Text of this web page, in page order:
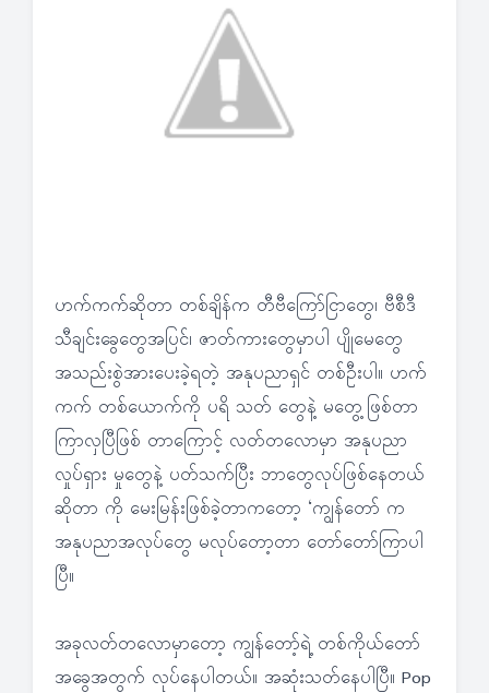
ဟက်ကက်ဆိုတာ တစ်ချိန်က တီဗီကြော်ငြာတွေ၊ ဗီစီဒီ
သီချင်းခွေတွေအပြင်၊ ဇာတ်ကားတွေမှာပါ ပျိုမေတွေ
အသည်းစွဲအားပေးခဲ့ရတဲ့ အနုပညာရှင် တစ်ဦးပါ။ ဟက်
ကက် တစ်ယောက်ကို ပရိ သတ် တွေနဲ့ မတွေ့ဖြစ်တာ
ကြာလှပြီဖြစ် တာကြောင့် လတ်တလောမှာ အနုပညာ
လှုပ်ရှား မှုတွေနဲ့ ပတ်သက်ပြီး ဘာတွေလုပ်ဖြစ်နေတယ်
ဆိုတာ ကို မေးမြန်းဖြစ်ခဲ့တာကတော့ ‘ကျွန်တော် က
အနုပညာအလုပ်တွေ မလုပ်တော့တာ တော်တော်ကြာပါ
ပြီ။
အခုလတ်တလောမှာတော့ ကျွန်တော့်ရဲ့ တစ်ကိုယ်တော်
အခွေအတွက် လုပ်နေပါတယ်။ အဆုံးသတ်နေပါပြီ။ Pop